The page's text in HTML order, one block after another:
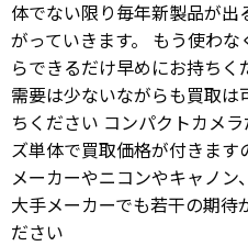
体でない限り毎年新製品が
がっていきます。 もう使わ
らできるだけ早めにお持ち
需要は少ないながらも買取
ちください コンパクトカメ
ズ単体で買取価格が付きま
メーカーやニコンやキャノ
大手メーカーでも若干の期待
ださい